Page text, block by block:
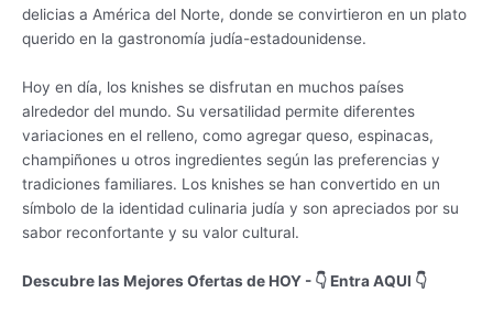
delicias a América del Norte, donde se convirtieron en un plato
querido en la gastronomía judía-estadounidense.
Hoy en día, los knishes se disfrutan en muchos países
alrededor del mundo. Su versatilidad permite diferentes
variaciones en el relleno, como agregar queso, espinacas,
champiñones u otros ingredientes según las preferencias y
tradiciones familiares. Los knishes se han convertido en un
símbolo de la identidad culinaria judía y son apreciados por su
sabor reconfortante y su valor cultural.
Descubre las Mejores Ofertas de HOY - 👇 Entra AQUI 👇